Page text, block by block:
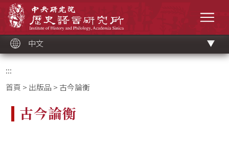
中文
:::
首頁 > 出版品 > 古今論衡
古今論衡